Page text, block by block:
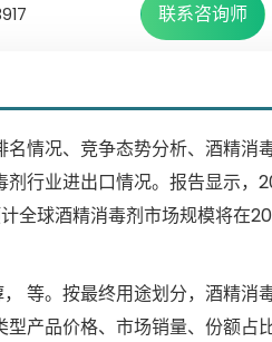
联系咨询师
情况、竞争态势分析、酒精消
行业进出口情况。报告显示，
全球酒精消毒剂市场规模将在
等。按最终用途划分，酒精消
产品价格、市场销量、份额占